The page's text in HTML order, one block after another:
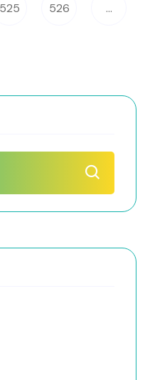
525 526 ...